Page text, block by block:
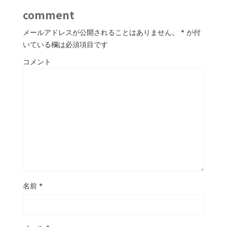
comment
メールアドレスが公開されることはありません。 * が付
いている欄は必須項目です
コメント
名前 *